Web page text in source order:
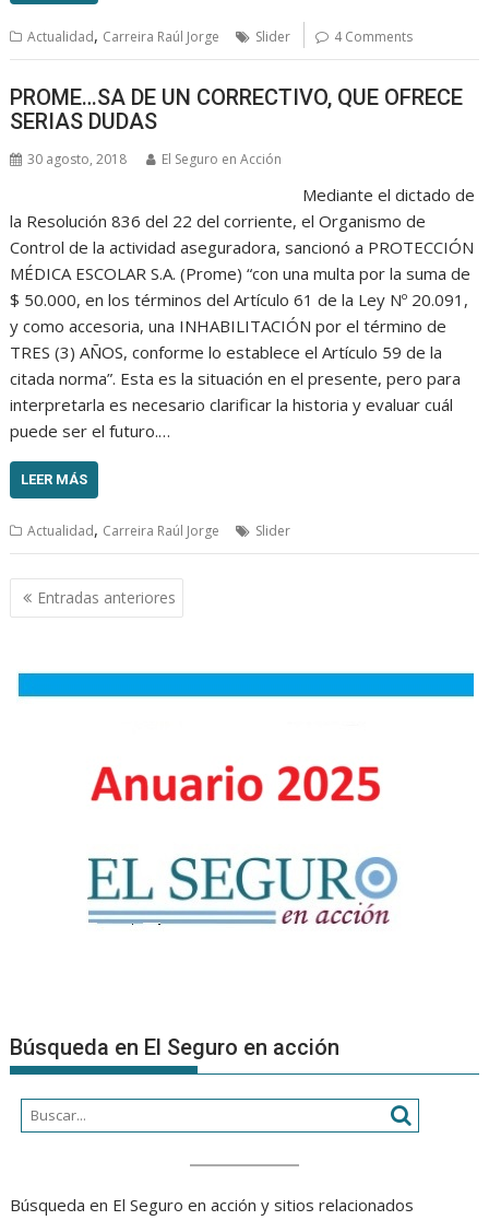
Actualidad, Carreira Raúl Jorge Slider 4 Comments
PROME…SA DE UN CORRECTIVO, QUE OFRECE
SERIAS DUDAS
30 agosto, 2018 El Seguro en Acción
Mediante el dictado de
la Resolución 836 del 22 del corriente, el Organismo de
Control de la actividad aseguradora, sancionó a PROTECCIÓN
MÉDICA ESCOLAR S.A. (Prome) “con una multa por la suma de
$ 50.000, en los términos del Artículo 61 de la Ley Nº 20.091,
y como accesoria, una INHABILITACIÓN por el término de
TRES (3) AÑOS, conforme lo establece el Artículo 59 de la
citada norma”. Esta es la situación en el presente, pero para
interpretarla es necesario clarificar la historia y evaluar cuál
puede ser el futuro.…
LEER MÁS
Actualidad, Carreira Raúl Jorge Slider
Navegación
de
Entradas anteriores
Búsqueda en El Seguro en acción
Búsqueda en El Seguro en acción y sitios relacionados